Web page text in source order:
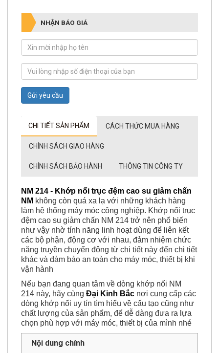
NHẬN BÁO GIÁ
Gửi yêu cầu
CHI TIẾT SẢN PHẨM CÁCH THỨC MUA HÀNG
CHÍNH SÁCH GIAO HÀNG
CHÍNH SÁCH BẢO HÀNH THÔNG TIN CÔNG TY
NM 214 - Khớp nối trục đệm cao su giảm chấn
NM không còn quá xa lạ với những khách hàng
làm hệ thống máy móc công nghiệp. Khớp nối trục
đệm cao su giảm chấn NM 214 trở nên phổ biến
như vậy nhờ tính năng linh hoạt dùng để liên kết
các bộ phận, động cơ với nhau, đảm nhiệm chức
năng truyền chuyển động từ chi tiết này đến chi tiết
khác và đảm bảo an toàn cho máy móc, thiết bị khi
vận hành
Nếu bạn đang quan tâm về dòng khớp nối NM
214 này, hãy cùng Đại Kinh Bắc nơi cung cấp các
dòng khớp nối uy tín tìm hiểu về cấu tạo cũng như
chất lượng của sản phẩm, để dễ dàng đưa ra lựa
chọn phù hợp với máy móc, thiết bị của mình nhé
Nội dung chính